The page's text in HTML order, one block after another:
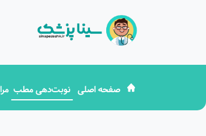
صفحه اصلی نوبت‌دهی مطب